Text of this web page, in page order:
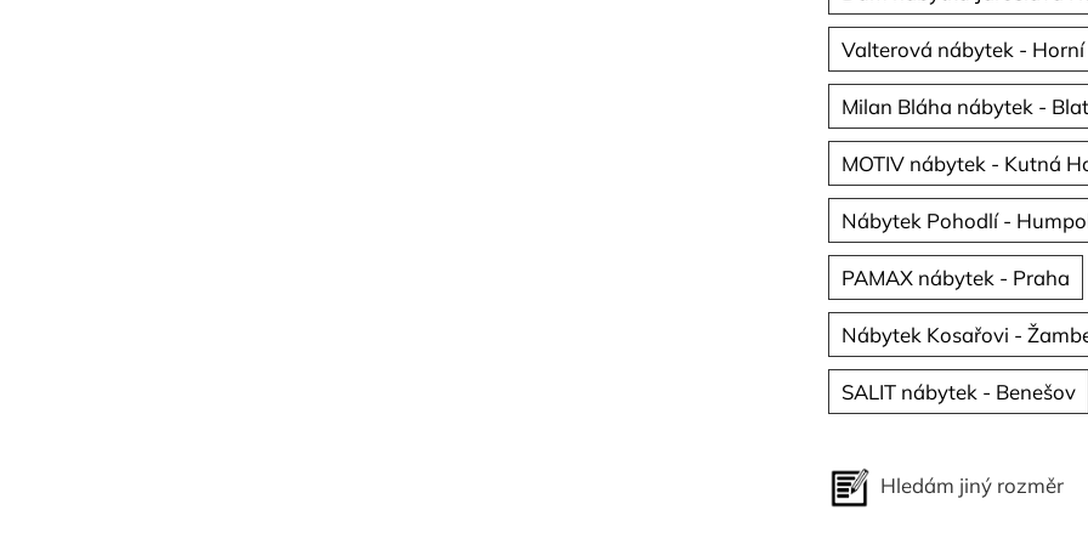
Valterová nábytek - Horní
Milan Bláha nábytek -
MOTIV nábytek - Kutná
Nábytek Pohodlí -
PAMAX nábytek - Praha
Nábytek Kosařovi -
SALIT nábytek - Benešov
Hledám jiný rozměr